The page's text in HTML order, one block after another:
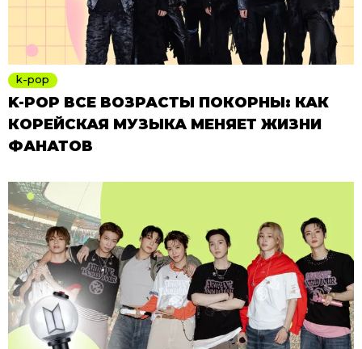
k-pop
K-POP ВСЕ ВОЗРАСТЫ ПОКОРНЫ: КАК
КОРЕЙСКАЯ МУЗЫКА МЕНЯЕТ ЖИЗНИ
ФАНАТОВ